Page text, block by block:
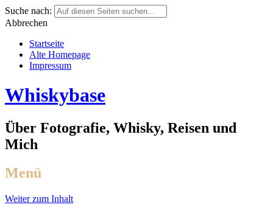
Suche nach:
Abbrechen
Startseite
Alte Homepage
Impressum
Whiskybase
Über Fotografie, Whisky, Reisen und
Mich
Menü
Weiter zum Inhalt